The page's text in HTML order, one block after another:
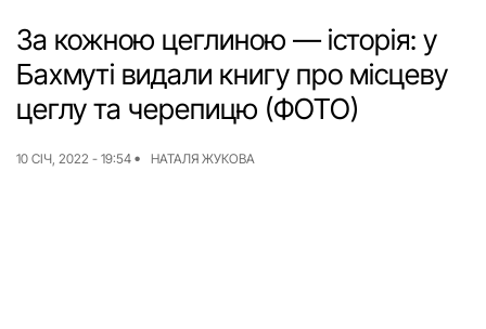
Про нас
Війна
Гроші
Освіта
Інструкції
Медицина
ЖКГ
За кожною цеглиною — історія: у
Бахмуті видали книгу про місцеву
цеглу та черепицю (ФОТО)
10 СІЧ, 2022 - 19:54 НАТАЛЯ ЖУКОВА